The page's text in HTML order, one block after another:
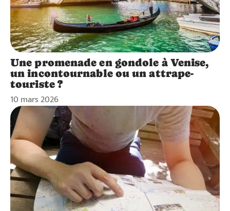
Une promenade en gondole à Venise,
un incontournable ou un attrape-
touriste ?
10 mars 2026